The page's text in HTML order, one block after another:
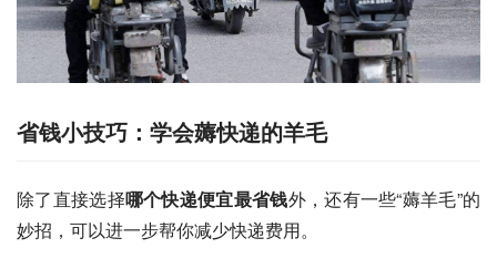
省钱小技巧：学会薅快递的羊毛
除了直接选择哪个快递便宜最省钱外，还有一些“薅羊毛”的
妙招，可以进一步帮你减少快递费用。